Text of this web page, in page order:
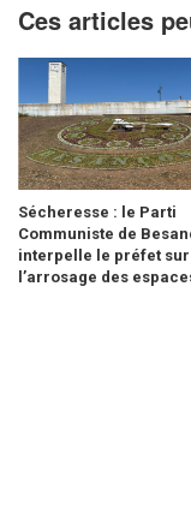
Ces articles
Sécheresse : le Parti
Communiste de
interpelle le préfet sur
l’arrosage des